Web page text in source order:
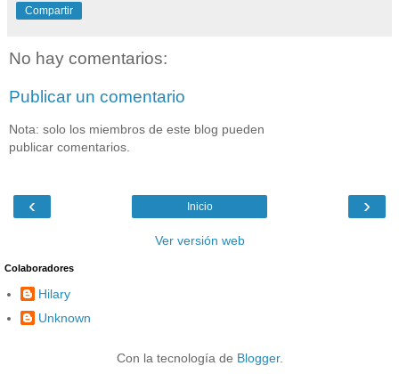
Compartir
No hay comentarios:
Publicar un comentario
Nota: solo los miembros de este blog pueden
publicar comentarios.
‹ ›
Inicio
Ver versión web
Colaboradores
Hilary
Unknown
Con la tecnología de Blogger.